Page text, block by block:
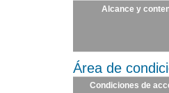
Alcance y
Área de
Condiciones de